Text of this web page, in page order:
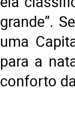
grande”.
uma
para a
conforto